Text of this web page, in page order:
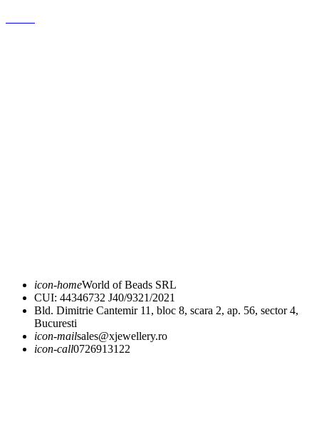
icon-homeWorld of Beads SRL
CUI: 44346732 J40/9321/2021
Bld. Dimitrie Cantemir 11, bloc 8, scara 2, ap. 56, sector 4,
Bucuresti
icon-mailsales@xjewellery.ro
icon-call0726913122